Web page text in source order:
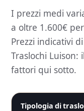
I prezzi medi
a oltre 1.600€
Prezzi indicativi
Traslochi Luison:
fattori qui sotto.
Tipologia di